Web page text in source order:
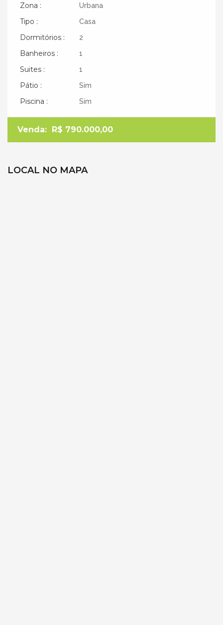
Zona : Urbana
Tipo : Casa
Dormitórios : 2
Banheiros : 1
Suites : 1
Pátio : Sim
Piscina : Sim
Venda: R$ 790.000,00
LOCAL NO MAPA